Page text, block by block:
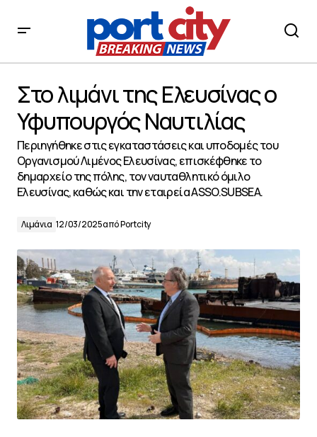
Στο λιμάνι της Ελευσίνας ο
Υφυπουργός Ναυτιλίας
Περιηγήθηκε στις εγκαταστάσεις και υποδομές του
Οργανισμού Λιμένος Ελευσίνας, επισκέφθηκε το
δημαρχείο της πόλης, τον ναυταθλητικό όμιλο
Ελευσίνας, καθώς και την εταιρεία ASSO.SUBSEA.
Λιμάνια 12/03/2025απόPortcity